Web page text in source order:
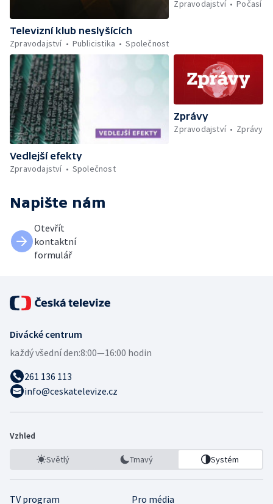
Televizní klub neslyšících
Zpravodajství
Publicistika Společnost
Zpravodajství
Počasí
Vedlejší efekty
Zpravodajství
Společnost
Zprávy
Zpravodajství
Zprávy
Napište nám
Otevřít
kontaktní
formulář
Divácké centrum
každý všední den:8:00—16:00 hodin
261 136 113
info@ceskatelevize.cz
Vzhled
Světlý Tmavý Systém
TV program Pro média